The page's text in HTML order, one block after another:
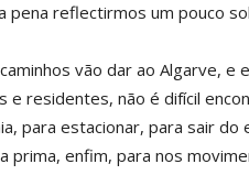
pena reflectirmos um pouco
vão dar ao Algarve, e
e residentes, não é difícil
para estacionar, para sair
prima, enfim, para nos